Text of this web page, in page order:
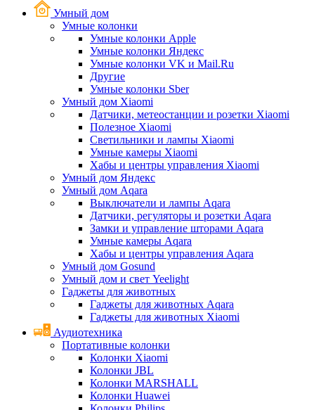
Умный дом
Умные колонки
Умные колонки Apple
Умные колонки Яндекс
Умные колонки VK и Mail.Ru
Другие
Умные колонки Sber
Умный дом Xiaomi
Датчики, метеостанции и розетки Xiaomi
Полезное Xiaomi
Светильники и лампы Xiaomi
Умные камеры Xiaomi
Хабы и центры управления Xiaomi
Умный дом Яндекс
Умный дом Aqara
Выключатели и лампы Aqara
Датчики, регуляторы и розетки Aqara
Замки и управление шторами Aqara
Умные камеры Aqara
Хабы и центры управления Aqara
Умный дом Gosund
Умный дом и свет Yeelight
Гаджеты для животных
Гаджеты для животных Aqara
Гаджеты для животных Xiaomi
Аудиотехника
Портативные колонки
Колонки Xiaomi
Колонки JBL
Колонки MARSHALL
Колонки Huawei